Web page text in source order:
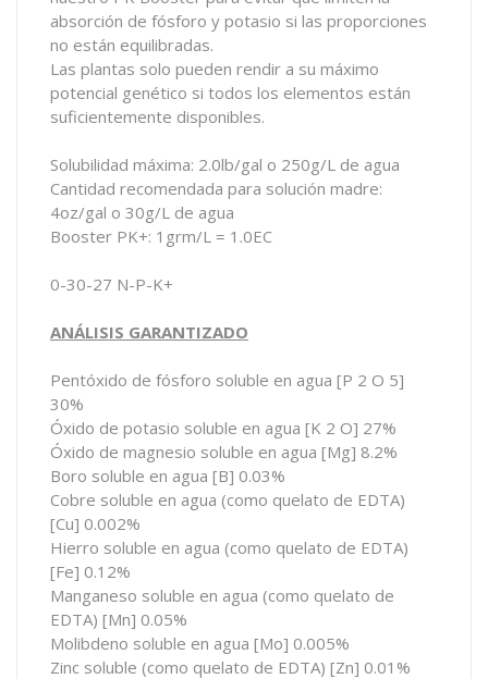
absorción de fósforo y potasio si las proporciones
no están equilibradas.
Las plantas solo pueden rendir a su máximo
potencial genético si todos los elementos están
suficientemente disponibles.
Solubilidad máxima: 2.0lb/gal o 250g/L de agua
Cantidad recomendada para solución madre:
4oz/gal o 30g/L de agua
Booster PK+: 1grm/L = 1.0EC
0-30-27 N-P-K+
ANÁLISIS GARANTIZADO
Pentóxido de fósforo soluble en agua [P 2 O 5]
30%
Óxido de potasio soluble en agua [K 2 O] 27%
Óxido de magnesio soluble en agua [Mg] 8.2%
Boro soluble en agua [B] 0.03%
Cobre soluble en agua (como quelato de EDTA)
[Cu] 0.002%
Hierro soluble en agua (como quelato de EDTA)
[Fe] 0.12%
Manganeso soluble en agua (como quelato de
EDTA) [Mn] 0.05%
Molibdeno soluble en agua [Mo] 0.005%
Zinc soluble (como quelato de EDTA) [Zn] 0.01%